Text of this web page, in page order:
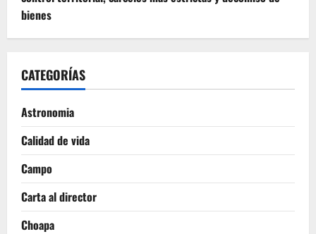
bienes
CATEGORÍAS
Astronomia
Calidad de vida
Campo
Carta al director
Choapa